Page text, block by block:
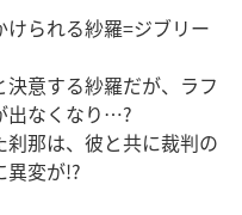
られる紗羅=ジブリー
意する紗羅だが、ラフ
出なくなり…?
那は、彼と共に裁判の
異変が!?